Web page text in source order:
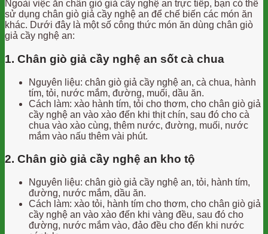
Ngoài việc ăn chân giò giả cầy nghệ an trực tiếp, bạn có thể
sử dụng chân giò giả cầy nghệ an để chế biến các món ăn
khác. Dưới đây là một số công thức món ăn dùng chân giò
giả cầy nghệ an:
1. Chân giò giả cầy nghệ an sốt cà chua
Nguyên liệu: chân giò giả cầy nghệ an, cà chua, hành
tím, tỏi, nước mắm, đường, muối, dầu ăn.
Cách làm: xào hành tím, tỏi cho thơm, cho chân giò giả
cầy nghệ an vào xào đến khi thịt chín, sau đó cho cà
chua vào xào cùng, thêm nước, đường, muối, nước
mắm vào nấu thêm vài phút.
2. Chân giò giả cầy nghệ an kho tộ
Nguyên liệu: chân giò giả cầy nghệ an, tỏi, hành tím,
đường, nước mắm, dầu ăn.
Cách làm: xào tỏi, hành tím cho thơm, cho chân giò giả
cầy nghệ an vào xào đến khi vàng đều, sau đó cho
đường, nước mắm vào, đảo đều cho đến khi nước